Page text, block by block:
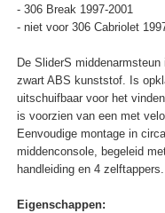
- 306 Break 1997-2001
- niet voor 306 Cabriolet
De SliderS
zwart ABS kunststof. Is
uitschuifbaar voor het
is voorzien van een met
Eenvoudige montage in
middenconsole, begeleid
handleiding en 4 zelftappers.
Eigenschappen: